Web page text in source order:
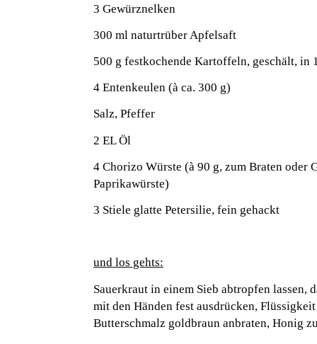
3 Gewürznelken
300 ml naturtrüber Apfelsaft
500 g festkochende Kartoffeln, geschält, in
4 Entenkeulen (à ca. 300 g)
Salz, Pfeffer
2 EL Öl
4 Chorizo Würste (à 90 g, zum Braten oder
Paprikawürste)
3 Stiele glatte Petersilie, fein gehackt
und los gehts:
Sauerkraut in einem Sieb abtropfen
mit den Händen fest ausdrücken,
Butterschmalz goldbraun anbraten, Honig